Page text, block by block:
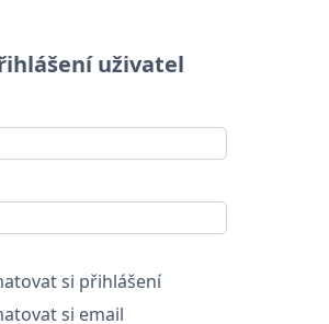
uživatel
si přihlášení
si email